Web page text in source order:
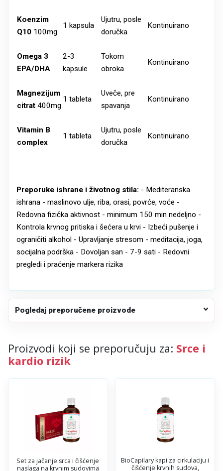
Koenzim
Q10 100mg
1 kapsula
Ujutru, posle
doručka
Kontinuirano
Omega 3
EPA/DHA
2-3
kapsule
Tokom
obroka
Kontinuirano
Magnezijum
citrat 400mg
1 tableta
Uveče, pre
spavanja
Kontinuirano
Vitamin B
complex
1 tableta
Ujutru, posle
doručka
Kontinuirano
Preporuke ishrane i životnog stila: - Mediteranska
ishrana - maslinovo ulje, riba, orasi, povrće, voće -
Redovna fizička aktivnost - minimum 150 min nedeljno -
Kontrola krvnog pritiska i šećera u krvi - Izbeći pušenje i
ograničiti alkohol - Upravljanje stresom - meditacija, joga,
socijalna podrška - Dovoljan san - 7-9 sati - Redovni
pregledi i praćenje markera rizika
Pogledaj preporučene proizvode
Proizvodi koji se preporučuju za: Srce i
kardio rizik
Set za jačanje srca i čišćenje
naslaga na krvnim sudovima
BioCapilary kapi za cirkulaciju i
čišćenje krvnih sudova,